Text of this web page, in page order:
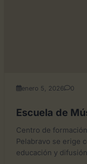
enero 5, 2026 0
Escuela de
Centro de
Pelabravo se erige
educación y